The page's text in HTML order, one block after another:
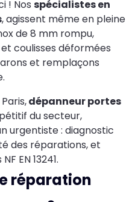
! Nos spécialistes en
, agissent même en pleine
de 8 mm rompu,
coulisses déformées
et remplaçons
dépanneur portes
du secteur,
urgentiste : diagnostic
des réparations, et
EN 13241.
réparation